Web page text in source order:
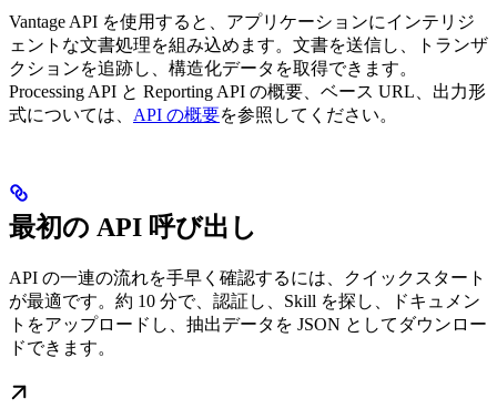
Vantage API を使用すると、アプリケーションにインテリジ
ェントな文書処理を組み込めます。文書を送信し、トランザ
クションを追跡し、構造化データを取得できます。
Processing API と Reporting API の概要、ベース URL、出力形
式については、 API の概要を参照してください。
最初の API 呼び出し
API の一連の流れを手早く確認するには、クイックスタート
が最適です。約 10 分で、認証し、Skill を探し、ドキュメン
トをアップロードし、抽出データを JSON としてダウンロー
ドできます。